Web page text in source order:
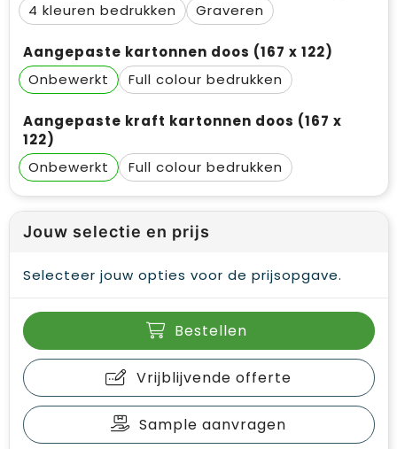
4
Graveren
Aangepaste kartonnen doos (167 x 122)
Onbewerkt
Full colour
Aangepaste kraft kartonnen doos (167 x
122)
Onbewerkt
Full colour
Jouw selectie en prijs
Selecteer jouw opties voor de prijsopgave.
Bestellen
Vrijblijvende offerte
Sample aanvragen